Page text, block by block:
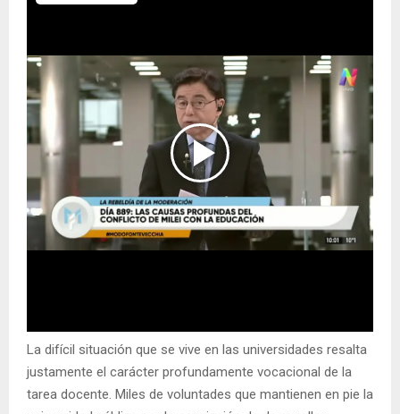
La difícil situación que se vive en las universidades resalta
justamente el carácter profundamente vocacional de la
tarea docente. Miles de voluntades que mantienen en pie la